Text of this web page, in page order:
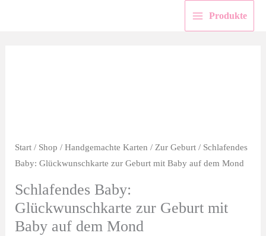
Produkte
Start/ Shop / Handgemachte Karten / Zur Geburt/ Schlafendes
Baby: Glückwunschkarte zur Geburt mit Baby auf dem Mond
Schlafendes Baby:
Glückwunschkarte zur Geburt mit
Baby auf dem Mond